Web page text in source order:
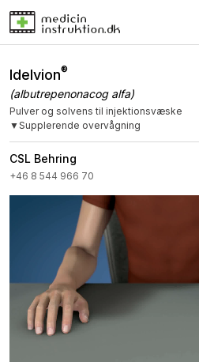
Idelvion®
(albutrepenonacog alfa)
Pulver og solvens til injektionsvæske
▼Supplerende overvågning
CSL Behring
+46 8 544 966 70